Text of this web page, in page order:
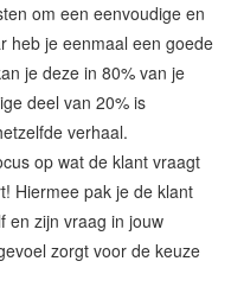
om een eenvoudige en
heb je eenmaal een goede
je deze in 80% van je
deel van 20% is
verhaal.
op wat de klant vraagt
Hiermee pak je de klant
en zijn vraag in jouw
zorgt voor de keuze